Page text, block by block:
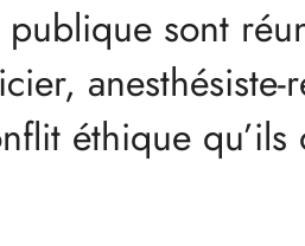
sont
éthique